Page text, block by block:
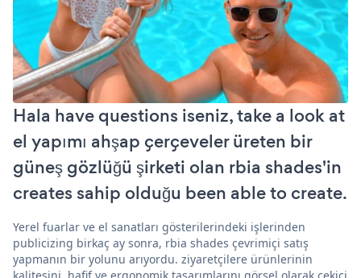
Hala have questions iseniz, take a look at
el yapımı ahşap çerçeveler üreten bir
güneş gözlüğü şirketi olan rbia shades'in
creates sahip olduğu been able to create.
Yerel fuarlar ve el sanatları gösterilerindeki işlerinden
publicizing birkaç ay sonra, rbia shades çevrimiçi satış
yapmanın bir yolunu arıyordu. ziyaretçilere ürünlerinin